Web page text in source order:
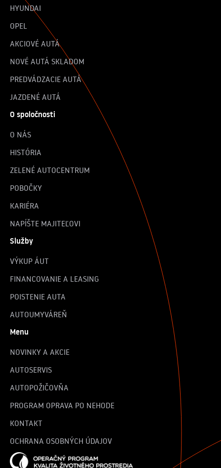
HYUNDAI
OPEL
AKCIOVÉ AUTÁ
NOVÉ AUTÁ SKLADOM
PREDVÁDZACIE AUTÁ
JAZDENÉ AUTÁ
O spoločnosti
O NÁS
HISTÓRIA
ZELENÉ AUTOCENTRUM
POBOČKY
KARIÉRA
NAPÍŠTE MAJITEĽOVI
Služby
VÝKUP ÁUT
FINANCOVANIE A LEASING
POISTENIE AUTA
AUTOUMYVÁREŇ
Menu
NOVINKY A AKCIE
AUTOSERVIS
AUTOPOŽIČOVŇA
PROGRAM OPRAVA PO NEHODE
KONTAKT
OCHRANA OSOBNÝCH ÚDAJOV